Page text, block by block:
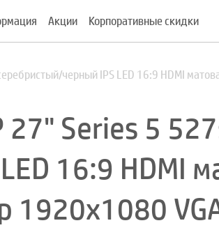
Акции Корпоративные скидки
черный IPS LED 16:9 HDMI
27" Series 5
16:9 HDMI
1920x1080